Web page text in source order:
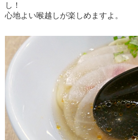
し！
心地よい喉越しが楽しめますよ。